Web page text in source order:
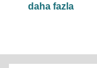
TV ekranından